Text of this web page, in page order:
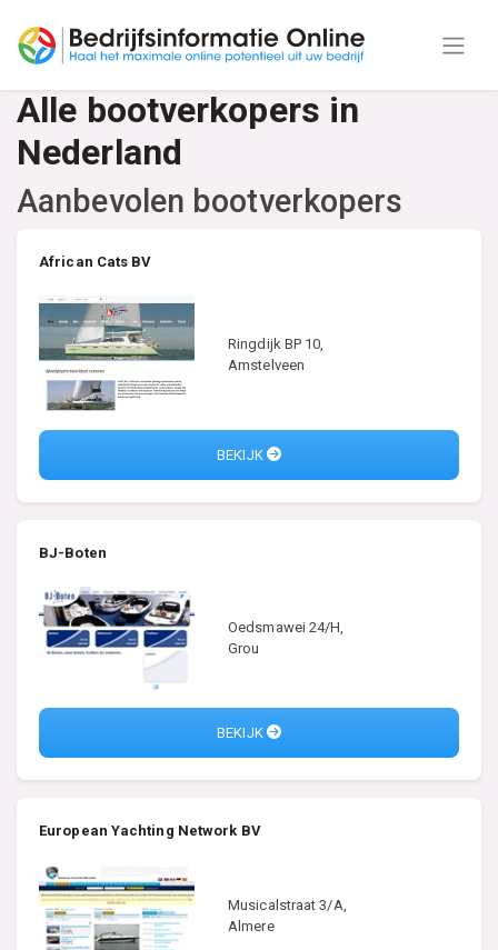
Alle bootverkopers in
Nederland
Aanbevolen bootverkopers
African Cats BV
Ringdijk BP 10,
Amstelveen
BEKIJK
BJ-Boten
Oedsmawei 24/H,
Grou
BEKIJK
European Yachting Network BV
Musicalstraat 3/A,
Almere